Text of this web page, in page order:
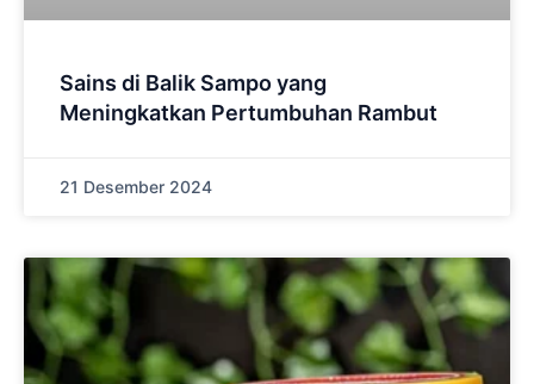
Sains di Balik Sampo yang
Meningkatkan Pertumbuhan Rambut
21 Desember 2024